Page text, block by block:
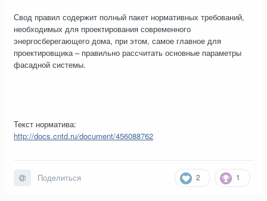
Свод правил содержит полный пакет нормативных требований,
необходимых для проектирования современного
энергосберегающего дома, при этом, самое главное для
проектировщика – правильно рассчитать основные параметры
фасадной системы.
Текст норматива:
http://docs.cntd.ru/document/456088762
2 1
Поделиться